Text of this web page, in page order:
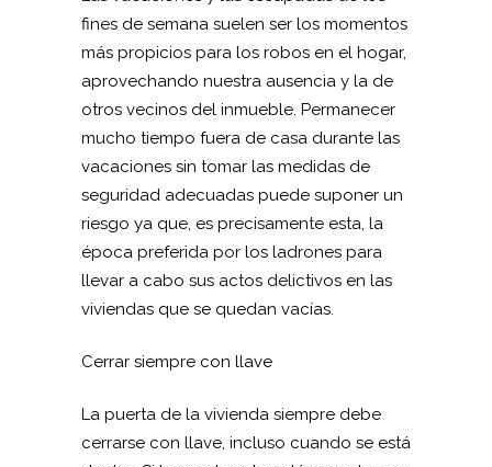
fines de semana suelen ser los momentos
más propicios para los robos en el hogar,
aprovechando nuestra ausencia y la de
otros vecinos del inmueble. Permanecer
mucho tiempo fuera de casa durante las
vacaciones sin tomar las medidas de
seguridad adecuadas puede suponer un
riesgo ya que, es precisamente esta, la
época preferida por los ladrones para
llevar a cabo sus actos delictivos en las
viviendas que se quedan vacías.
Cerrar siempre con llave
La puerta de la vivienda siempre debe
cerrarse con llave, incluso cuando se está